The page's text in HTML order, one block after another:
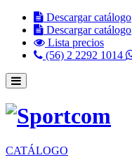
Descargar catálogo
Descargar catálogo
Lista precios
(56) 2 2292 1014
CATÁLOGO